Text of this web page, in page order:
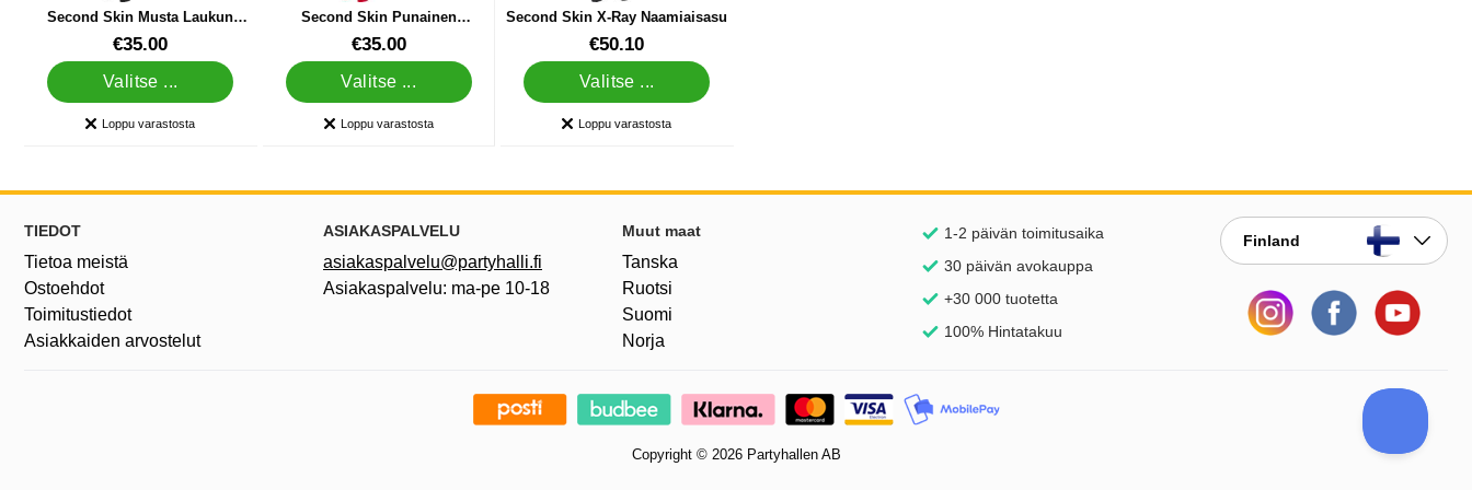
Second Skin Musta Laukun
Kanssa Naamiaisasu
Tuote.nro 5823€35.00
Valitse ...
Saatavuus:
Loppu varastosta
Second Skin Punainen
Naamiaisasu Laukulla
Tuote.nro 5955€35.00
Valitse ...
Saatavuus:
Loppu varastosta
Second Skin X-Ray Naamiaisasu
Tuote.nro 11805€50.10
Valitse ...
Saatavuus:
Loppu varastosta
Alatunnisteen sisältö Sekalaista tietoa ja linkkejä
TIEDOT
Tietoa meistä
Ostoehdot
Toimitustiedot
Asiakkaiden arvostelut
ASIAKASPALVELU
asiakaspalvelu@partyhalli.fi
Asiakaspalvelu: ma-pe 10-18
Muut maat
Tanska
Ruotsi
Suomi
Norja
1-2 päivän toimitusaika
30 päivän avokauppa
+30 000 tuotetta
100% Hintatakuu
Finland
Copyright © 2026 Partyhallen AB